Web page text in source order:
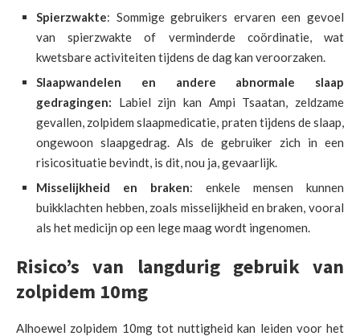
Spierzwakte: Sommige gebruikers ervaren een gevoel
van spierzwakte of verminderde coördinatie, wat
kwetsbare activiteiten tijdens de dag kan veroorzaken.
Slaapwandelen en andere abnormale slaap
gedragingen: Labiel zijn kan Ampi Tsaatan, zeldzame
gevallen, zolpidem slaapmedicatie, praten tijdens de slaap,
ongewoon slaapgedrag. Als de gebruiker zich in een
risicosituatie bevindt, is dit, nou ja, gevaarlijk.
Misselijkheid en braken: enkele mensen kunnen
buikklachten hebben, zoals misselijkheid en braken, vooral
als het medicijn op een lege maag wordt ingenomen.
Risico’s van langdurig gebruik van
zolpidem 10mg
Alhoewel zolpidem 10mg tot nuttigheid kan leiden voor het